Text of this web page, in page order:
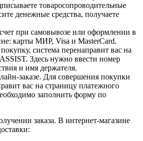
товаросопроводительные
денежные средства, получаете
при самовывозе или оформлении в
карты МИР, Visa и MasterCard.
система перенаправит вас на
Здесь нужно ввести номер
и имя держателя.
заказе. Для совершения покупки
вас на страницу платежного
заполнить форму по
заказа. В интернет-магазине